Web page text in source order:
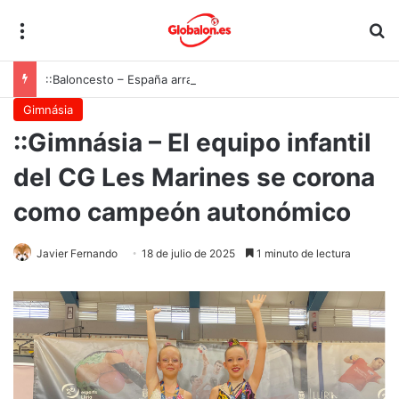
Gimnásia
::Gimnásia – El equipo infantil
del CG Les Marines se corona
como campeón autonómico
Javier Fernando 18 de julio de 2025 1 minuto de lectura